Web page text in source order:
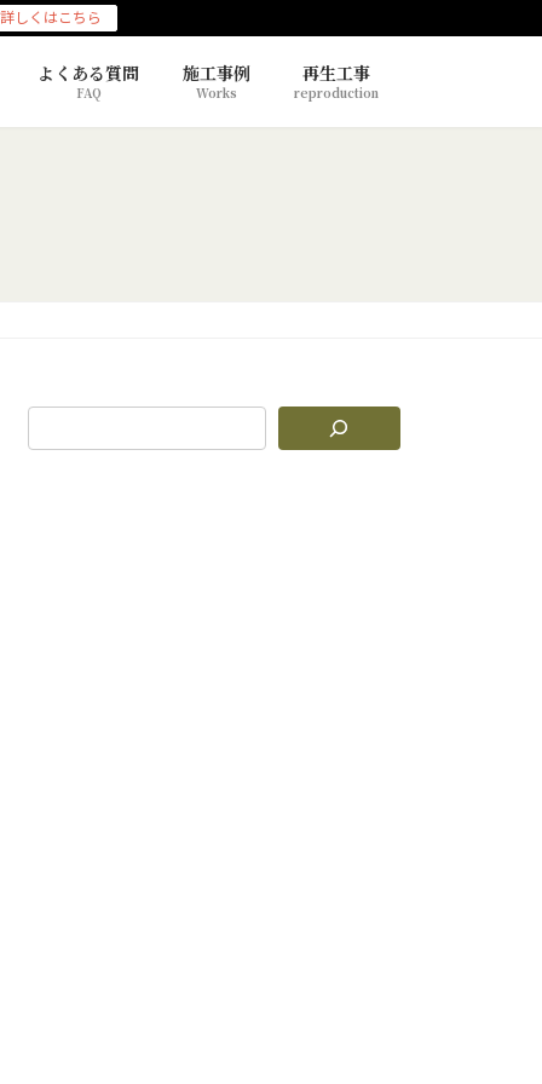
詳しくはこちら
よくある質問
FAQ
施工事例
Works
再生工事
reproduction